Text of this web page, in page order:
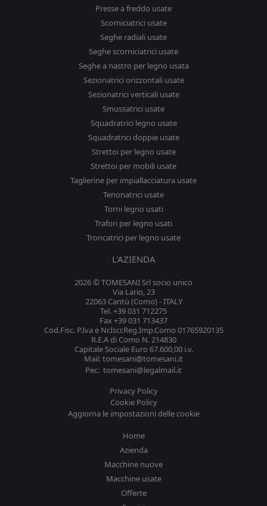
Presse a freddo usate
Scorniciatrici usate
Seghe radiali usate
Seghe scorniciatrici usate
Seghe a nastro per legno usata
Sezionatrici orizzontali usate
Sezionatrici verticali usate
Smussatrici usate
Squadratrici legno usate
Squadratrici doppie usate
Strettoi per legno usate
Strettoi per mobili usate
Taglierine per impiallacciatura usate
Tenonatrici usate
Torni legno usati
Trafori per legno usati
Troncatrici per legno usate
L'AZIENDA
2026 © TOMESANI Srl socio unico
Via Lario, 23
22063 Cantù (Como) - ITALY
Tel. +39 031 712275
Fax +39 031 713437
Cod.Fisc. P.Iva e Nr.Iscr.Reg.Imp.Como 01765920135
R.E.A di Como N. 214830
Capitale Sociale Euro 67.600,00 i.v.
Mail: tomesani@tomesani.it
Pec: tomesani@legalmail.it
Privacy Policy
Cookie Policy
Aggiorna le impostazioni delle cookie
Home
Azienda
Macchine nuove
Macchine usate
Offerte